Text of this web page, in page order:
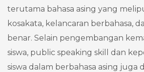
terutama bahasa asing yang
kosakata, kelancaran berbahasa,
benar. Selain pengembangan
siswa, public speaking skill dan
siswa dalam berbahasa asing juga